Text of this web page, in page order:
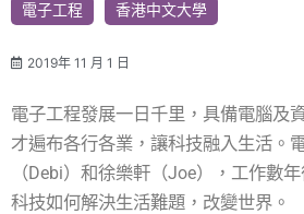
電子工程
香港中文大學
2019年 11 月 1 日
電子工程發展一日千里，具備電腦及
才遍布各行各業，讓科技融入生活。
（Debi）和徐樂軒（Joe），工作數
科技如何解決生活難題，改變世界。